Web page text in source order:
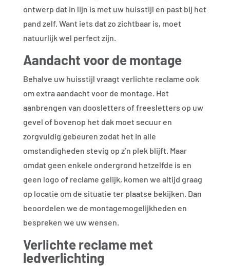
ontwerp dat in lijn is met uw huisstijl en past bij het
pand zelf. Want iets dat zo zichtbaar is, moet
natuurlijk wel perfect zijn.
Aandacht voor de montage
Behalve uw huisstijl vraagt verlichte reclame ook
om extra aandacht voor de montage. Het
aanbrengen van doosletters of freesletters op uw
gevel of bovenop het dak moet secuur en
zorgvuldig gebeuren zodat het in alle
omstandigheden stevig op z’n plek blijft. Maar
omdat geen enkele ondergrond hetzelfde is en
geen logo of reclame gelijk, komen we altijd graag
op locatie om de situatie ter plaatse bekijken. Dan
beoordelen we de montagemogelijkheden en
bespreken we uw wensen.
Verlichte reclame met
ledverlichting